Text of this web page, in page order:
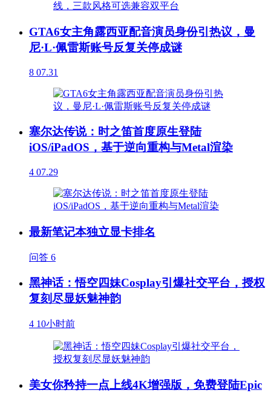
GTA6女主角露西亚配音演员身份引热议，曼
尼·L·佩雷斯账号反复关停成谜
8 07.31
塞尔达传说：时之笛首度原生登陆
iOS/iPadOS，基于逆向重构与Metal渲染
4 07.29
最新笔记本独立显卡排名
问答 6
黑神话：悟空四妹Cosplay引爆社交平台，授权
复刻尽显妖魅神韵
4 10小时前
美女你矜持一点上线4K增强版，免费登陆Epic